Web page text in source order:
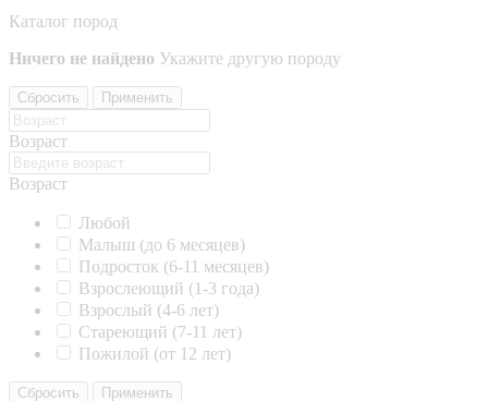
Каталог пород
Ничего не найдено Укажите другую породу
Сбросить Применить
Возраст
Возраст
Любой
Малыш (до 6 месяцев)
Подросток (6-11 месяцев)
Взрослеющий (1-3 года)
Взрослый (4-6 лет)
Стареющий (7-11 лет)
Пожилой (от 12 лет)
Сбросить Применить